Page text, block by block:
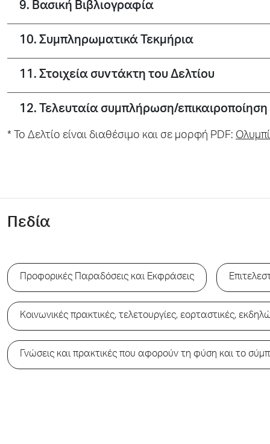
9. Βασική Βιβλιογραφία
10. Συμπληρωματικά Τεκμήρια
11. Στοιχεία συντάκτη του Δελτίου
12. Τελευταία συμπλήρωση/επικαιροποίηση
* To Δελτίο είναι διαθέσιμο και σε μορφή PDF:
Πεδία
Προφορικές Παραδόσεις και Εκφράσεις
Κοινωνικές πρακτικές, τελετουργίες, εορταστικές,
Γνώσεις και πρακτικές που αφορούν τη φύση και το